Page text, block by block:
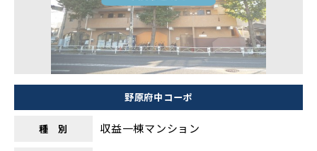
野原府中コーポ
種 別 収益一棟マンション